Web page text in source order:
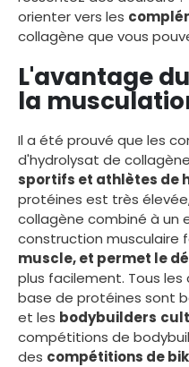
orienter vers les
collagène que vous
L'avantage
la
Il a été prouvé que les
d'hydrolysat de
sportifs et athlètes de
protéines est très
collagène combiné à un
construction musculaire
muscle, et permet le
plus facilement. Tous
base de protéines sont
et les bodybuilders
compétitions de
des compétitions de